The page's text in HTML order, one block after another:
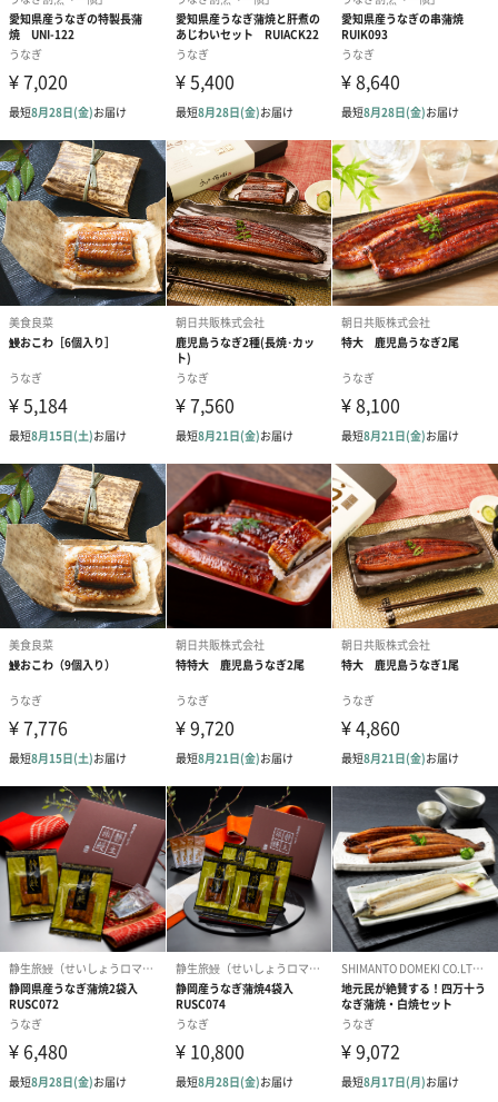
◆蒲焼たれ
醤油(小麦・大豆を含む）、砂糖、味醂、酒、鰻の骨
ぶどう山椒
◆のり
◆わさび
西洋わさび、本わさび、水飴、植物油
サイズ（外
箱）
320㎜×240㎜×80㎜
重量
1300g
アレルゲン
小麦、大豆
賞味期限
冷凍にて出荷後60日
原産国
お届けセット
内容
蒲焼カット55g×5袋
化粧袋鰻きざみ45g×5袋
山椒×5袋
おろしわさび×5袋
きざみのり×5袋
ボトルたれ×2本
外装の形状
四角形化粧箱+シュリンク包装
備考
※長期不在などのお客様都合により、商品のお受け取
りが完了せず、配送会社の保管期限を過ぎ、商品が発
送元へ戻ってしまった場合、どうしても冷凍食品とい
う特性上、品質の劣化が考えられるため、同商品の再
配送は致しかねます。そのご返金も致しかねます。
再度ご購入頂くことになりますので、商品は必ずお受